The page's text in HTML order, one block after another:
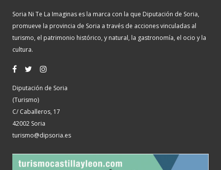
Soria Ni Te La Imaginas es la marca con la que Diputación de Soria,
promueve la provincia de Soria a través de acciones vinculadas al
turismo, el patrimonio histórico, y natural, la gastronomía, el ocio y la
cultura.
Diputación de Soria
(Turismo)
C/ Caballeros, 17
42002 Soria
turismo@dipsoria.es